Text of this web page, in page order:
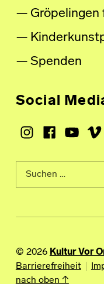
Spenden
Social
Instagram
Facebook
Youtube
Suche nach:
© 2026 Kultur Vor
Barrierefreiheit
nach oben ↑